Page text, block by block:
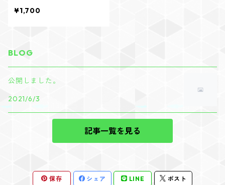
¥1,700
BLOG
公開しました。
2021/6/3
記事一覧を見る
保存 シェア LINE ポスト